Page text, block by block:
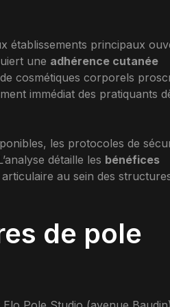
établissements principaux
une adhérence cutanée
cosmétiques corporels
immédiat des pratiquants
les protocoles de
détaille les bénéfices
au sein des
de pole